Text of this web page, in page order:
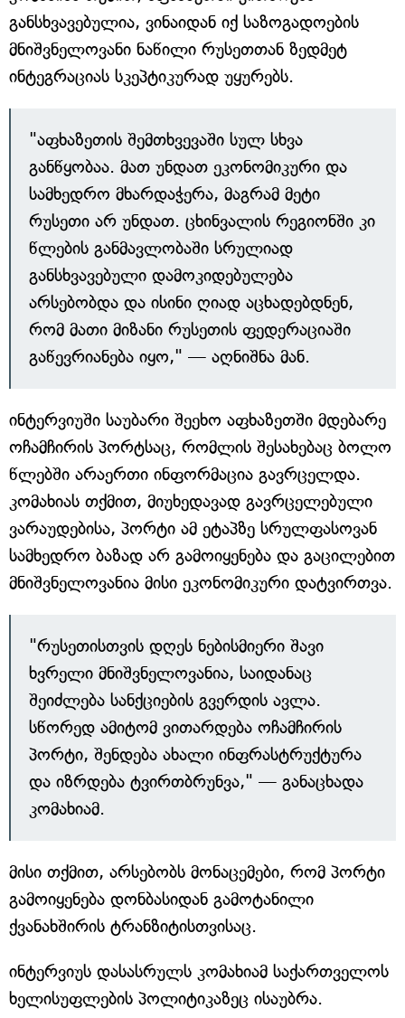
განსხვავებულია, ვინაიდან იქ საზოგადოების
მნიშვნელოვანი ნაწილი რუსეთთან ზედმეტ
ინტეგრაციას სკეპტიკურად უყურებს.
"აფხაზეთის შემთხვევაში სულ სხვა
განწყობაა. მათ უნდათ ეკონომიკური და
სამხედრო მხარდაჭერა, მაგრამ მეტი
რუსეთი არ უნდათ. ცხინვალის რეგიონში კი
წლების განმავლობაში სრულიად
განსხვავებული დამოკიდებულება
არსებობდა და ისინი ღიად აცხადებდნენ,
რომ მათი მიზანი რუსეთის ფედერაციაში
გაწევრიანება იყო," — აღნიშნა მან.
ინტერვიუში საუბარი შეეხო აფხაზეთში მდებარე
ოჩამჩირის პორტსაც, რომლის შესახებაც ბოლო
წლებში არაერთი ინფორმაცია გავრცელდა.
კომახიას თქმით, მიუხედავად გავრცელებული
ვარაუდებისა, პორტი ამ ეტაპზე სრულფასოვან
სამხედრო ბაზად არ გამოიყენება და გაცილებით
მნიშვნელოვანია მისი ეკონომიკური დატვირთვა.
"რუსეთისთვის დღეს ნებისმიერი შავი
ხვრელი მნიშვნელოვანია, საიდანაც
შეიძლება სანქციების გვერდის ავლა.
სწორედ ამიტომ ვითარდება ოჩამჩირის
პორტი, შენდება ახალი ინფრასტრუქტურა
და იზრდება ტვირთბრუნვა," — განაცხადა
კომახიამ.
მისი თქმით, არსებობს მონაცემები, რომ პორტი
გამოიყენება დონბასიდან გამოტანილი
ქვანახშირის ტრანზიტისთვისაც.
ინტერვიუს დასასრულს კომახიამ საქართველოს
ხელისუფლების პოლიტიკაზეც ისაუბრა.